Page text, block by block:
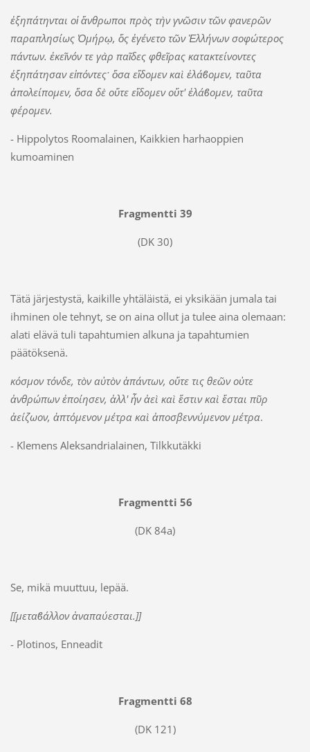
ἐξηπάτηνται οἱ ἄνθρωποι πρὸς τὴν γνῶσιν τῶν φανερῶν
παραπλησίως Ὁµήρῳ, ὅς ἐγένετο τῶν Ἑλλήνων σοφώτερος
πάντων. ἐκεῖνόν τε γὰρ παῖδες φθεῖρας κατακτείνοντες
ἐξηπάτησαν εἰπόντες· ὅσα εἴδοµεν καὶ ἐλάϐοµεν, ταῦτα
ἀπολείποµεν, ὅσα δὲ οὔτε εἴδοµεν οὔτ' ἐλάϐοµεν, ταῦτα
φέροµεν.
- Hippolytos Roomalainen, Kaikkien harhaoppien
kumoaminen
Fragmentti 39
(DK 30)
Tätä järjestystä, kaikille yhtäläistä, ei yksikään jumala tai
ihminen ole tehnyt, se on aina ollut ja tulee aina olemaan:
alati elävä tuli tapahtumien alkuna ja tapahtumien
päätöksenä.
κόσμον τόνδε, τὸν αὐτὸν ἁπάντων, οὔτε τις θεῶν οὐτε
ἀνθρώπων ἐποίησεν, ἀλλ' ἦν ἀεὶ καὶ ἔστιν καὶ ἔσται πῦρ
ἀείζωον, ἁπτόμενον μέτρα καὶ ἀποσβεννύμενον μέτρα.
- Klemens Aleksandrialainen, Tilkkutäkki
Fragmentti 56
(DK 84a)
Se, mikä muuttuu, lepää.
[[µεταϐάλλον ἀναπαύεσται.]]
- Plotinos, Enneadit
Fragmentti 68
(DK 121)